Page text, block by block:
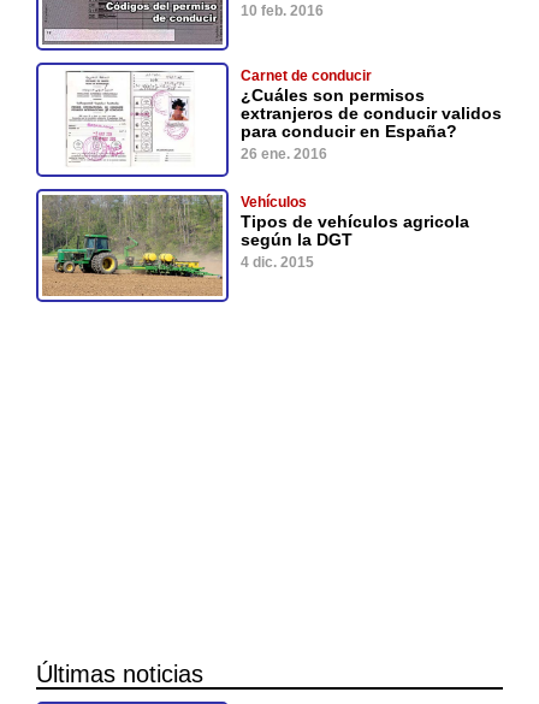
10 feb. 2016
Carnet de conducir
¿Cuáles son permisos
extranjeros de conducir validos
para conducir en España?
26 ene. 2016
Vehículos
Tipos de vehículos agricola
según la DGT
4 dic. 2015
Últimas noticias